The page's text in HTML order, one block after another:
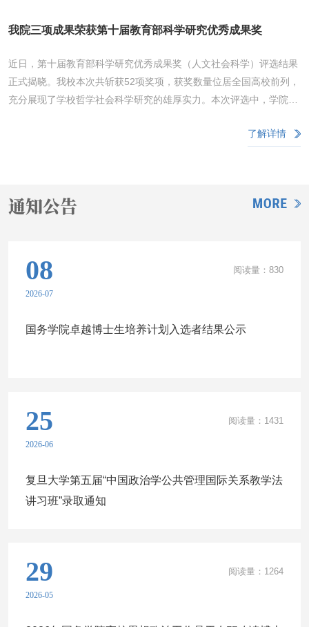
一批综合素养突出、学术发展潜力强劲
我院三项成果荣获第十届教育部科学研究优秀成果奖
近日，第十届教育部科学研究优秀成果奖（人文社会科学）评选结果
正式揭晓。我校本次共斩获52项奖项，获奖数量位居全国高校前列，
充分展现了学校哲学社会科学研究的雄厚实力。本次评选中，学院共
政治演化史》荣获二等奖，高奇琦老师的《国家数字能力：数字革命
果，集中展示高校社科界服务党和国家事业发展的理论与实践成果，
科研积淀与综合科研实力。未来，学院将持续立足学科发展、聚焦科
研创新，深耕科研沃土、勇担学术使命，持续产出优质科研成果，全
力助力学校哲学社会科学事业高质量发展。
了解详情
通知公告
08
2026-07
阅读量： 830
国务学院卓越博士生培养计划入选者结果公示
25
2026-06
阅读量： 1431
复旦大学第五届“中国政治学公共管理国际关系教学法
讲习班”录取通知
29
2026-05
阅读量： 1264